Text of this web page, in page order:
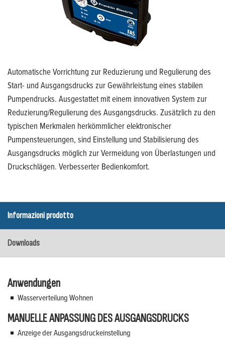
Automatische Vorrichtung zur Reduzierung und Regulierung des
Start- und Ausgangsdrucks zur Gewährleistung eines stabilen
Pumpendrucks. Ausgestattet mit einem innovativen System zur
Reduzierung/Regulierung des Ausgangsdrucks. Zusätzlich zu den
typischen Merkmalen herkömmlicher elektronischer
Pumpensteuerungen, sind Einstellung und Stabilisierung des
Ausgangsdrucks möglich zur Vermeidung von Überlastungen und
Druckschlägen. Verbesserter Bedienkomfort.
Informazioni prodotto
Downloads
Anwendungen
Wasserverteilung Wohnen
MANUELLE ANPASSUNG DES AUSGANGSDRUCKS
Anzeige der Ausgangsdruckeinstellung